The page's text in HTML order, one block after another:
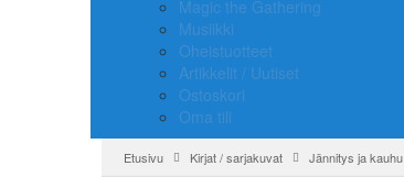
Magic the Gathering
Musiikki
Oheistuotteet
Artikkelit / Uutiset
Ostoskori
Oma tili
Etusivu Kirjat / sarjakuvat Jännitys ja kauhu